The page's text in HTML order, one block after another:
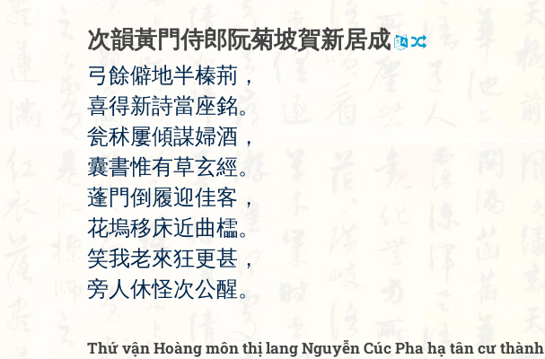
次韻黃門侍郎阮菊坡賀新居成
弓餘僻地半榛荊 ，
喜得新詩當座銘。
瓮秫屢傾謀婦酒 ，
囊書惟有草玄經。
蓬門倒 履迎佳客 ，
花塢移床近曲櫺。
笑我老來狂更甚 ，
旁 人休怪次公醒。
Thứ vận Hoàng môn thị lang Nguyễn Cúc Pha hạ tân cư thành